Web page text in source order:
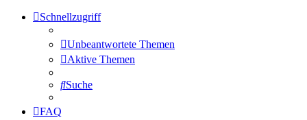
Schnellzugriff
Unbeantwortete Themen
Aktive Themen
Suche
FAQ